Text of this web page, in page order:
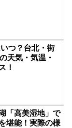
つ？台北・街
天気・気温・
！
「高美湿地」で
堪能！実際の様